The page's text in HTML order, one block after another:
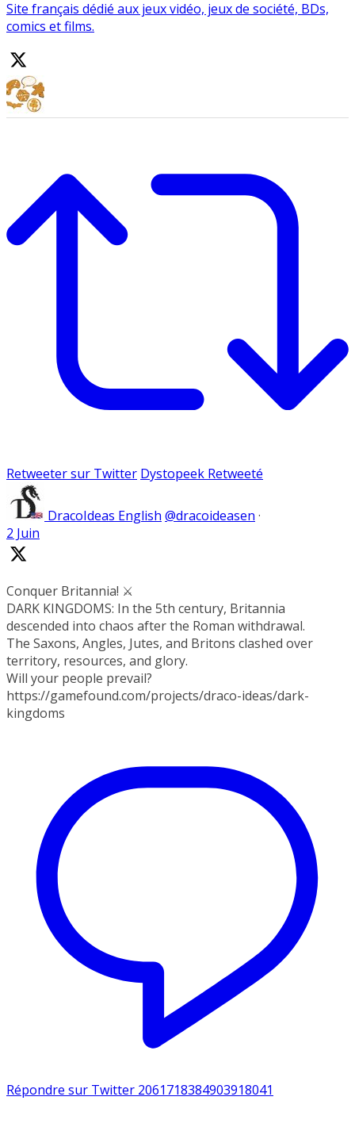
Site français dédié aux jeux vidéo, jeux de société, BDs,
comics et films.
Retweeter sur Twitter Dystopeek Retweeté
DracoIdeas English @dracoideasen ·
2 Juin
Conquer Britannia! ⚔️
DARK KINGDOMS: In the 5th century, Britannia
descended into chaos after the Roman withdrawal.
The Saxons, Angles, Jutes, and Britons clashed over
territory, resources, and glory.
Will your people prevail?
https://gamefound.com/projects/draco-ideas/dark-
kingdoms
Répondre sur Twitter 2061718384903918041